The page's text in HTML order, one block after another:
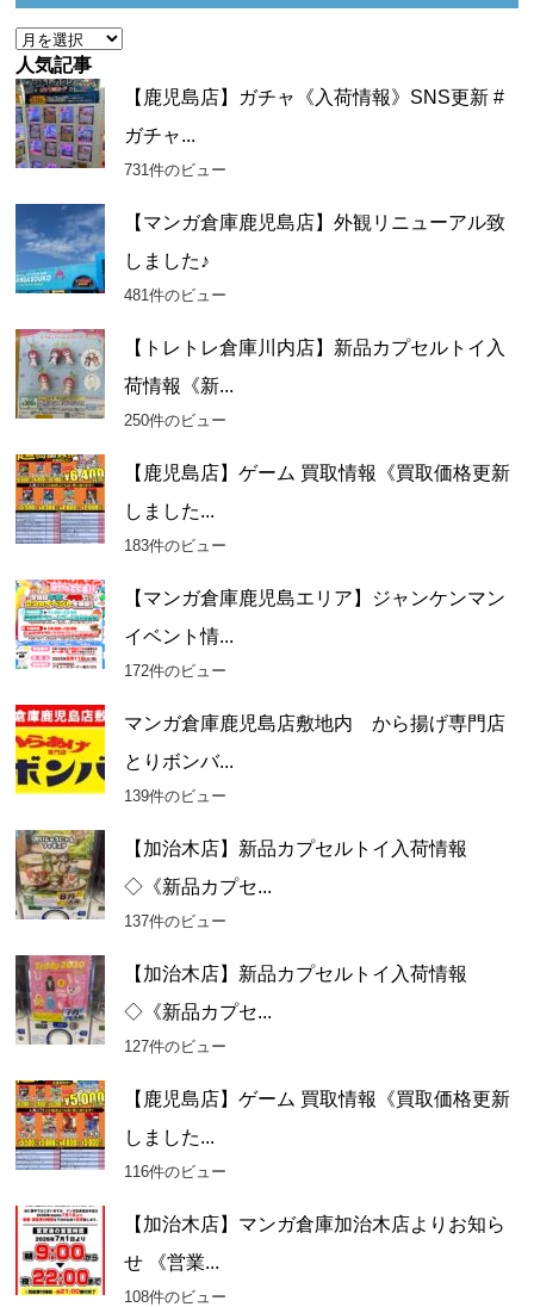
ア
ー
カ
イ
ブ
人気記事
【鹿児島店】ガチャ《入荷情報》SNS更新 #
ガチャ...
731件のビュー
【マンガ倉庫鹿児島店】外観リニューアル致
しました♪
481件のビュー
【トレトレ倉庫川内店】新品カプセルトイ入
荷情報《新...
250件のビュー
【鹿児島店】ゲーム 買取情報《買取価格更新
しました...
183件のビュー
【マンガ倉庫鹿児島エリア】ジャンケンマン
イベント情...
172件のビュー
マンガ倉庫鹿児島店敷地内 から揚げ専門店
とりボンバ...
139件のビュー
【加治木店】新品カプセルトイ入荷情報
◇《新品カプセ...
137件のビュー
【加治木店】新品カプセルトイ入荷情報
◇《新品カプセ...
127件のビュー
【鹿児島店】ゲーム 買取情報《買取価格更新
しました...
116件のビュー
【加治木店】マンガ倉庫加治木店よりお知ら
せ 《営業...
108件のビュー